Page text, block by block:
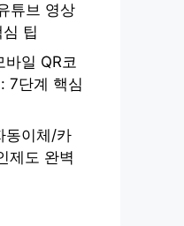
튜브 영상
팁
일 QR코
7단계 핵심
동이체/카
제도 완벽